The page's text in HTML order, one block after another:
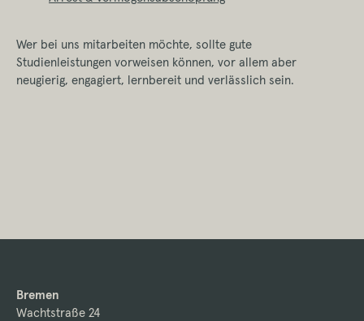
Wer bei uns mitarbeiten möchte, sollte gute
Studienleistungen vorweisen können, vor allem aber
neugierig, engagiert, lernbereit und verlässlich sein.
Bremen
Wachtstraße 24